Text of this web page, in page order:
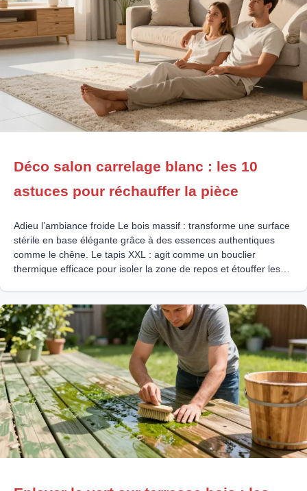
Déco salon carrelage blanc : les 10
astuces pour réchauffer la pièce
Adieu l’ambiance froide Le bois massif : transforme une surface
stérile en base élégante grâce à des essences authentiques
comme le chêne. Le tapis XXL : agit comme un bouclier
thermique efficace pour isoler la zone de repos et étouffer les